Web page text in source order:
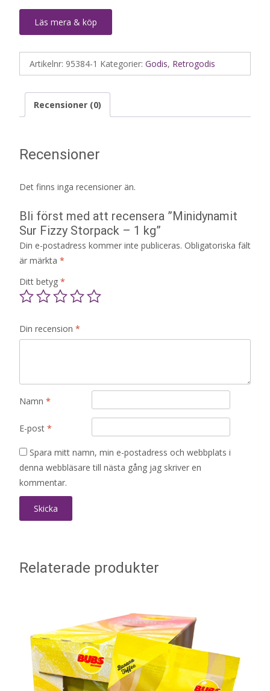
Läs mera & köp
Artikelnr: 95384-1 Kategorier: Godis, Retrogodis
Recensioner (0)
Recensioner
Det finns inga recensioner än.
Bli först med att recensera ”Minidynamit
Sur Fizzy Storpack – 1 kg”
Din e-postadress kommer inte publiceras. Obligatoriska fält
är märkta *
Ditt betyg *
Din recension *
Namn *
E-post *
Spara mitt namn, min e-postadress och webbplats i
denna webbläsare till nästa gång jag skriver en
kommentar.
Relaterade produkter